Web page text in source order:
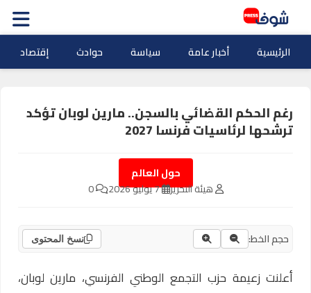
الرئيسية أخبار عامة سياسة حوادث إقتصاد
رغم الحكم القضائي بالسجن.. مارين لوبان تؤكد
ترشحها لرئاسيات فرنسا 2027
حول العالم
هيئة التحرير 7 يوليو 2026 0
حجم الخط: نسخ المحتوى
أعلنت زعيمة حزب التجمع الوطني الفرنسي، مارين لوبان،